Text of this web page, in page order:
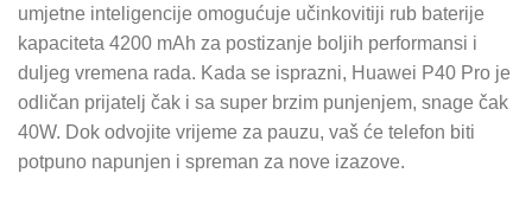
umjetne inteligencije omogućuje učinkovitiji rub baterije
kapaciteta 4200 mAh za postizanje boljih performansi i
duljeg vremena rada. Kada se isprazni, Huawei P40 Pro je
odličan prijatelj čak i sa super brzim punjenjem, snage čak
40W. Dok odvojite vrijeme za pauzu, vaš će telefon biti
potpuno napunjen i spreman za nove izazove.